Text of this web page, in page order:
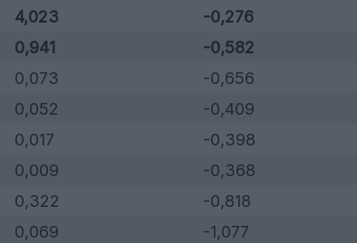
4,023
-0,276
0,941
-0,582
0,073
-0,656
0,052
-0,409
0,017
-0,398
0,009
-0,368
0,322
-0,818
0,069
-1,077